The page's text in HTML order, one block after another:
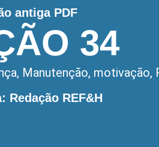
antiga PDF
34
, Manutenção, motivação,
Redação REF&H